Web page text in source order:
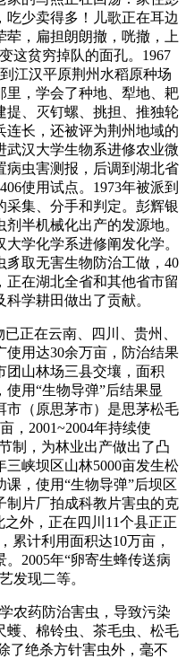
少卖得多！儿歌正在耳边
荦，扁担朗朗撤，咣撤，上
这贫穷掉队的面孔。1967
江汉平原荆州水稻原种场
里，学会了种地、犁地、耙
提、灭钉螺、挑担、推独轮
连长，还被评为荆州地域的
武汉大学生物系进修农业微
病虫害测报，后调到湖北省
使用试点。1973年被派到
采集、分手和判定。彭辉银
半机械化出产的发源地。
学化学系进修阐发化学。
取无害生物防治工做，40
在湖北全省和其他省市留
学耕田做出了贡献。
正在云南、四川、贵州、
使用达30余万亩，防治结果
团山林场三县交壤，面积
用“生物导弹”后结果显
市（原思茅市）是思茅松毛
，2001~2004年持续使
制，为林业出产做出了凸
三峡坝区山林5000亩发生松
，使用“生物导弹”后坝区
制片厂拍成科教片害虫的克
外，正在四川11个县正正
累计利用面积达10万亩，
2005年“卵寄生蜂传送病
发现二等。
药防治害虫，导致污染
蠖、棉铃虫、茶毛虫、松毛
了绝杀方针害虫外，毫不